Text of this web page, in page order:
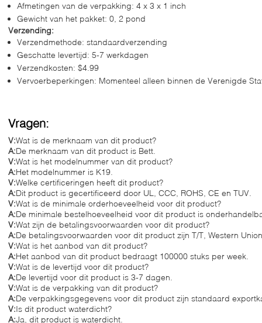
Afmetingen van de verpakking: 4 x 3 x 1 inch
Gewicht van het pakket: 0, 2 pond
Verzending:
Verzendmethode: standaardverzending
Geschatte levertijd: 5-7 werkdagen
Verzendkosten: $4.99
Vervoerbeperkingen: Momenteel alleen binnen de Verenigde
Vragen:
V:Wat is de merknaam van dit product?
A:De merknaam van dit product is Bett.
V:Wat is het modelnummer van dit product?
A:Het modelnummer is K19.
V:Welke certificeringen heeft dit product?
A:Dit product is gecertificeerd door UL, CCC, ROHS, CE en TUV.
V:Wat is de minimale orderhoeveelheid voor dit product?
A:De minimale bestelhoeveelheid voor dit product is
V:Wat zijn de betalingsvoorwaarden voor dit product?
A:De betalingsvoorwaarden voor dit product zijn T/T, Western
V:Wat is het aanbod van dit product?
A:Het aanbod van dit product bedraagt 100000 stuks per week.
V:Wat is de levertijd voor dit product?
A:De levertijd voor dit product is 3-7 dagen.
V:Wat is de verpakking van dit product?
A:De verpakkingsgegevens voor dit product zijn standaard
V:Is dit product waterdicht?
A:Ja, dit product is waterdicht.